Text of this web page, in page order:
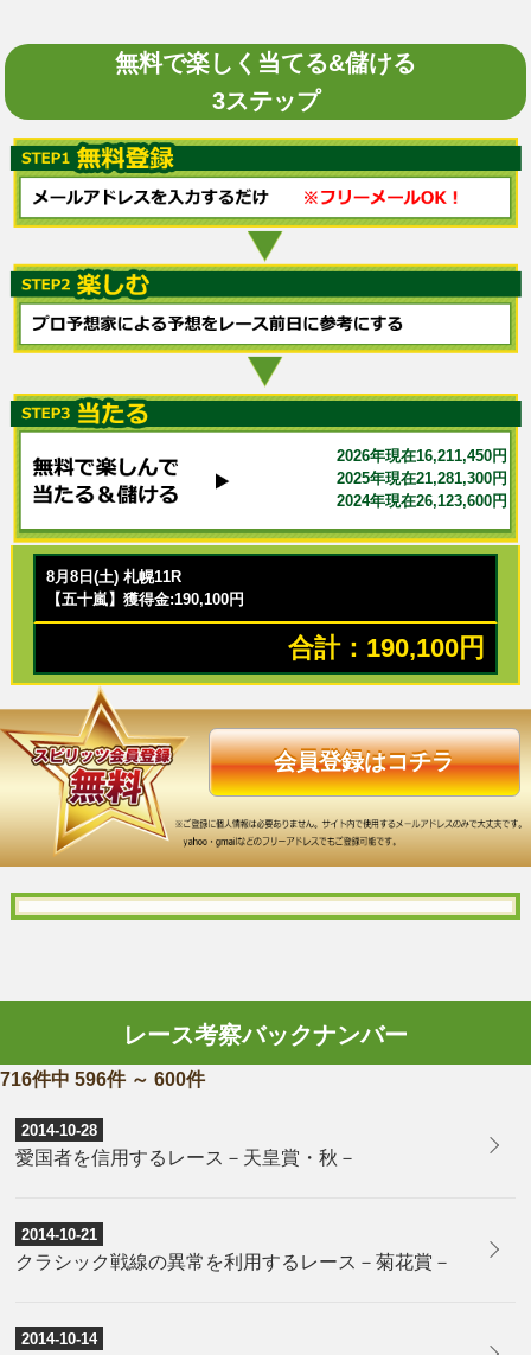
無料で楽しく当てる&儲ける
3ステップ
2026年現在16,211,450円
2025年現在21,281,300円
2024年現在26,123,600円
8月8日(土) 札幌11R
【五十嵐】獲得金:190,100円
合計：190,100円
会員登録はコチラ
レース考察バックナンバー
716件中 596件 ～ 600件
2014-10-28
愛国者を信用するレース－天皇賞・秋－
2014-10-21
クラシック戦線の異常を利用するレース－菊花賞－
2014-10-14